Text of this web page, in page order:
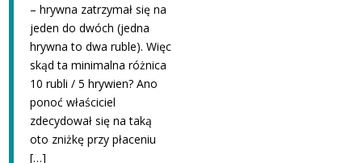
– hrywna zatrzymał się na
jeden do dwóch (jedna
hrywna to dwa ruble). Więc
skąd ta minimalna różnica
10 rubli / 5 hrywien? Ano
ponoć właściciel
zdecydował się na taką
oto zniżkę przy płaceniu
[…]